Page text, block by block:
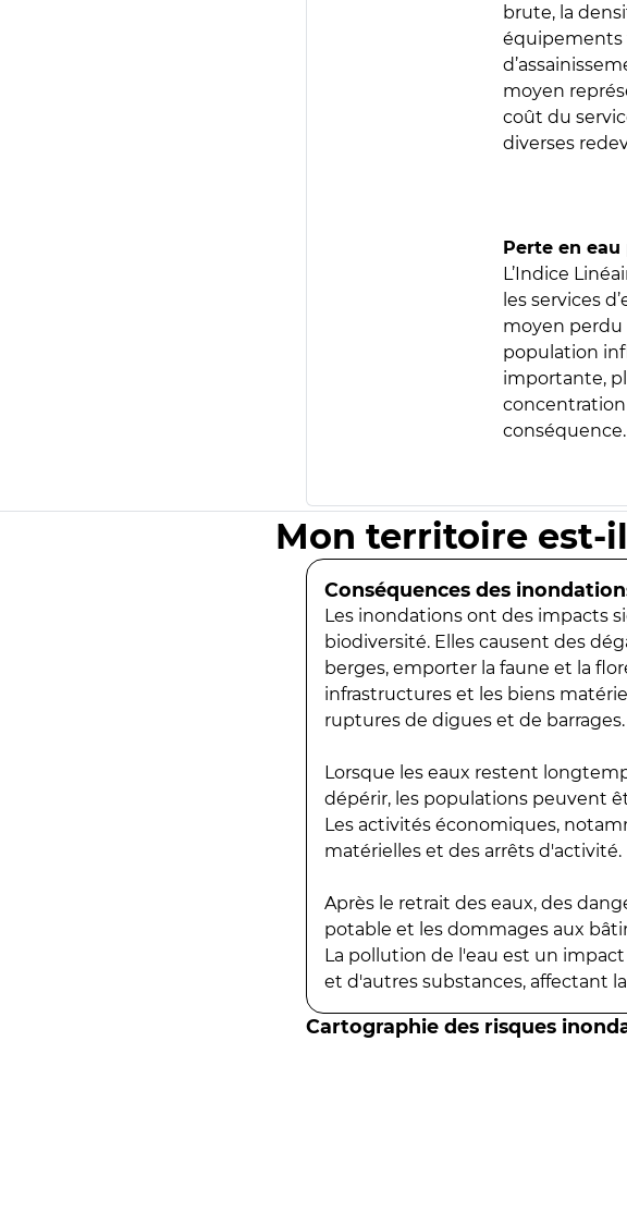
brute, la
équipements
moyen
coût du
diverses
Perte en
L’Indice
les services
moyen perdu
population
importante,
conséquence.
Mon territoire est-
Conséquences des
Les inondations ont des impacts
biodiversité. Elles causent des
berges, emporter la faune et la
infrastructures et les biens
ruptures de digues et de barrages.
Lorsque les eaux restent
dépérir, les populations peuvent
Les activités économiques,
matérielles et des arrêts d'activité.
Après le retrait des eaux, des
potable et les dommages aux
La pollution de l'eau est un
et d'autres substances, affectant
Cartographie des risques